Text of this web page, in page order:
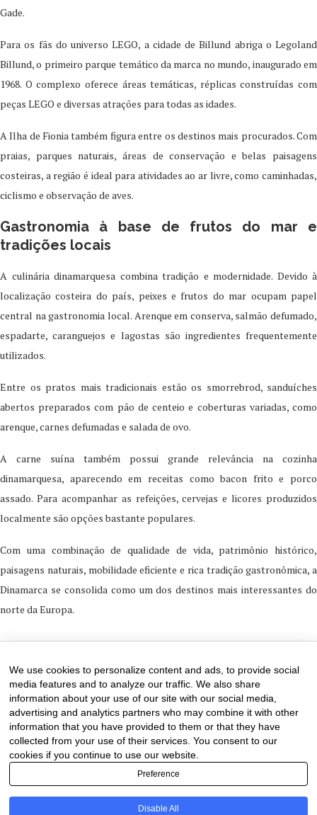
Gade.
Para os fãs do universo LEGO, a cidade de Billund abriga o Legoland
Billund, o primeiro parque temático da marca no mundo, inaugurado em
1968. O complexo oferece áreas temáticas, réplicas construídas com
peças LEGO e diversas atrações para todas as idades.
A Ilha de Fionia também figura entre os destinos mais procurados. Com
praias, parques naturais, áreas de conservação e belas paisagens
costeiras, a região é ideal para atividades ao ar livre, como caminhadas,
ciclismo e observação de aves.
Gastronomia à base de frutos do mar e
tradições locais
A culinária dinamarquesa combina tradição e modernidade. Devido à
localização costeira do país, peixes e frutos do mar ocupam papel
central na gastronomia local. Arenque em conserva, salmão defumado,
espadarte, caranguejos e lagostas são ingredientes frequentemente
utilizados.
Entre os pratos mais tradicionais estão os smorrebrod, sanduíches
abertos preparados com pão de centeio e coberturas variadas, como
arenque, carnes defumadas e salada de ovo.
A carne suína também possui grande relevância na cozinha
dinamarquesa, aparecendo em receitas como bacon frito e porco
assado. Para acompanhar as refeições, cervejas e licores produzidos
localmente são opções bastante populares.
Com uma combinação de qualidade de vida, patrimônio histórico,
paisagens naturais, mobilidade eficiente e rica tradição gastronômica, a
Dinamarca se consolida como um dos destinos mais interessantes do
norte da Europa.
We use cookies to personalize content and ads, to provide social
media features and to analyze our traffic. We also share
information about your use of our site with our social media,
advertising and analytics partners who may combine it with other
information that you have provided to them or that they have
collected from your use of their services. You consent to our
cookies if you continue to use our website.
Preference
Disable All